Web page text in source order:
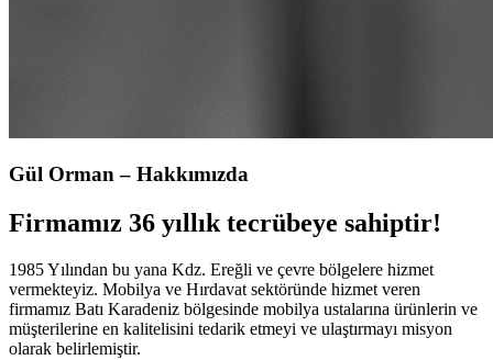
Gül Orman – Hakkımızda
Firmamız 36 yıllık tecrübeye sahiptir!
1985 Yılından bu yana Kdz. Ereğli ve çevre bölgelere hizmet
vermekteyiz. Mobilya ve Hırdavat sektöründe hizmet veren
firmamız Batı Karadeniz bölgesinde mobilya ustalarına ürünlerin ve
müşterilerine en kalitelisini tedarik etmeyi ve ulaştırmayı misyon
olarak belirlemiştir.